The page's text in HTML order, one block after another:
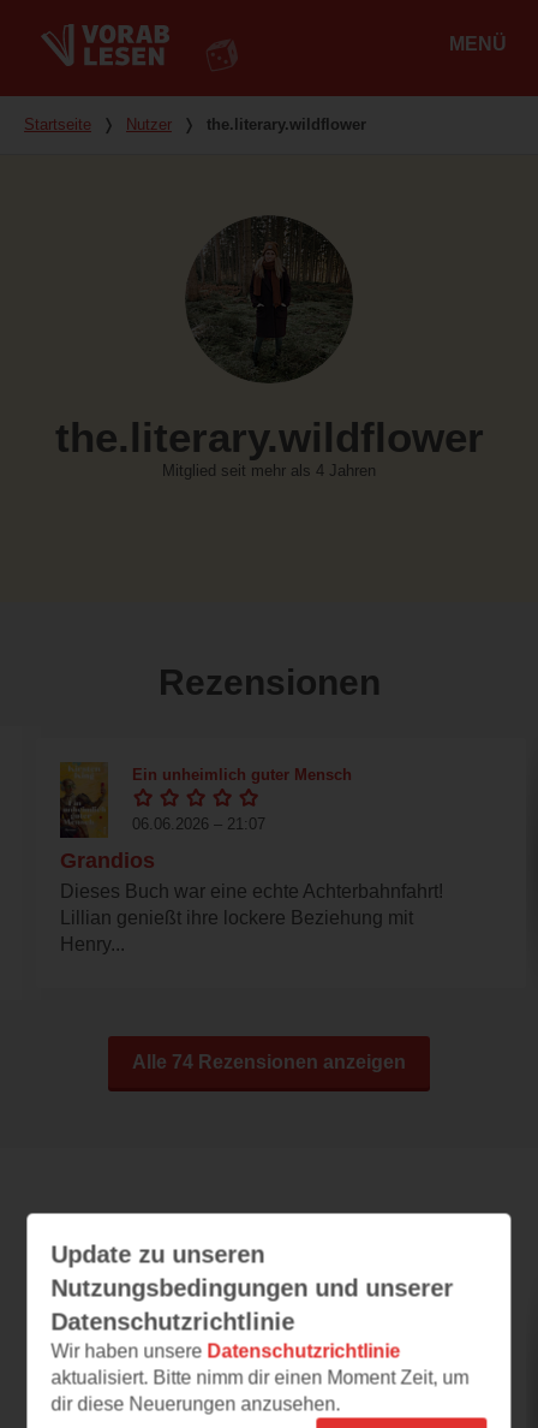
MENÜ
Du bist hier
Startseite ❭ Nutzer ❭ the.literary.wildflower
the.literary.wildflower
Mitglied seit mehr als 4 Jahren
Rezensionen
Ein unheimlich guter Mensch
06.06.2026 – 21:07
Grandios
Dieses Buch war eine echte Achterbahnfahrt!
Lillian genießt ihre lockere Beziehung mit
Henry...
Alle 74 Rezensionen anzeigen
Leseeindrücke
Most Hated Girl
02.08.2026 – 09:46
Hat Potential
Update zu unseren
Nutzungsbedingungen und unserer
Datenschutzrichtlinie
Wir haben unsere Datenschutzrichtlinie
aktualisiert. Bitte nimm dir einen Moment Zeit, um
dir diese Neuerungen anzusehen.